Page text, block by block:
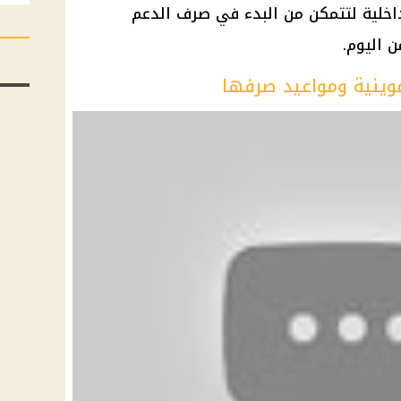
لتتمكن من البدء في صرف الدعم
اليوم.
ومواعيد صرفها